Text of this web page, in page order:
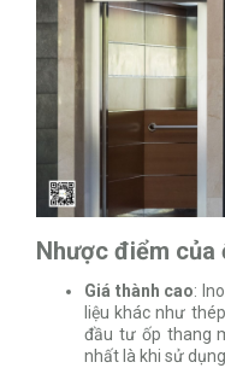
Nhược điểm của
Giá thành cao:
liệu khác như
đầu tư ốp thang
nhất là khi sử